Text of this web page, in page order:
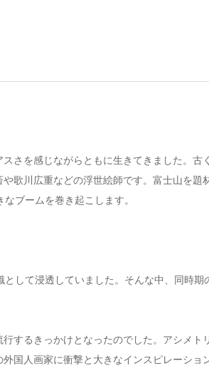
さを感じながらともに生きてきました。
歌川広重などの浮世絵師です。富士山を
ブームを巻き起こします。
して浸透していました。そんな中、同時
るきっかけとなったのでした。アシメト
国人画家に衝撃と大きなインスピレーショ